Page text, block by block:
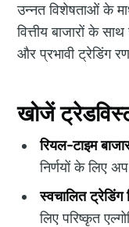
उन्नत विशेषताओं के
वित्तीय बाजारों के
और प्रभावी ट्रेडिंग
खोजें
रियल-टाइम
निर्णयों के लिए
स्वचालित ट्रेडिंग
लिए परिष्कृत